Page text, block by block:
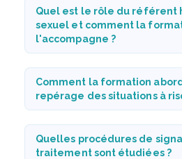
Quel est le rôle du référent
sexuel et comment la
l'accompagne ?
Comment la formation
repérage des situations à
Quelles procédures de
traitement sont étudiées ?